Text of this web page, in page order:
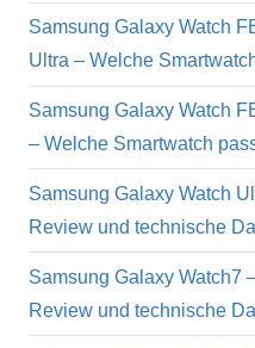
Samsung Galaxy Watch
Ultra – Welche
Samsung Galaxy Watch
– Welche Smartwatch
Samsung Galaxy Watch
Review und technische
Samsung Galaxy Watch7
Review und technische